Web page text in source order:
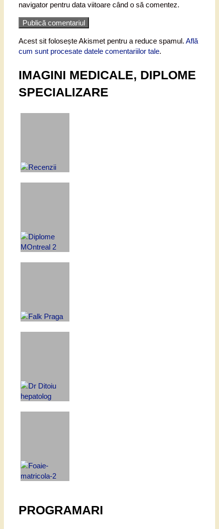
navigator pentru data viitoare când o să comentez.
Acest sit folosește Akismet pentru a reduce spamul. Află
cum sunt procesate datele comentariilor tale.
IMAGINI MEDICALE, DIPLOME
SPECIALIZARE
PROGRAMARI